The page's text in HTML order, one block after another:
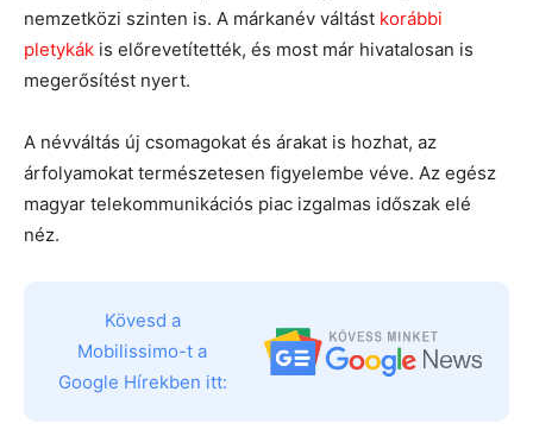
nemzetközi szinten is. A márkanév váltást korábbi
pletykák is előrevetítették, és most már hivatalosan is
megerősítést nyert.
A névváltás új csomagokat és árakat is hozhat, az
árfolyamokat természetesen figyelembe véve. Az egész
magyar telekommunikációs piac izgalmas időszak elé
néz.
Kövesd a
Mobilissimo-t a
Google Hírekben itt: